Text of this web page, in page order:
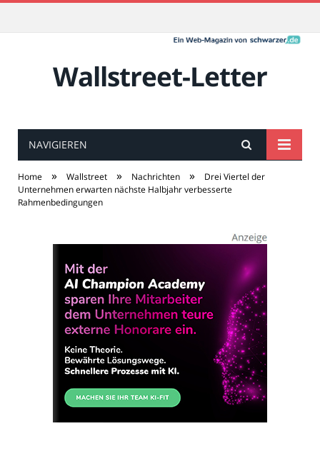
Wallstreet-Letter
NAVIGIEREN
Home » Wallstreet » Nachrichten »
Drei Viertel der
Unternehmen erwarten nächste Halbjahr verbesserte
Rahmenbedingungen